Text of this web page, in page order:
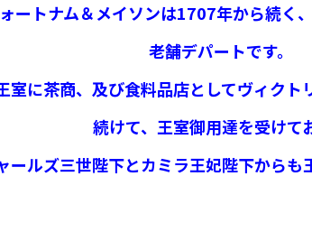
ートナム＆メイソンは1707年から続く
老舗デパートです。
室に茶商、及び食料品店としてヴィクト
続けて、 王室御用達を受けて
ールズ三世陛下とカミラ王妃陛下からも